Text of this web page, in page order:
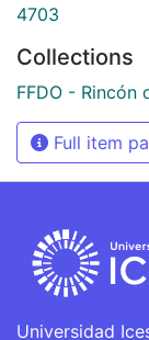
4703
Collections
FFDO -
Full item
Universidad